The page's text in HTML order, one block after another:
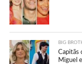
BIG
Capitãs
Miguel